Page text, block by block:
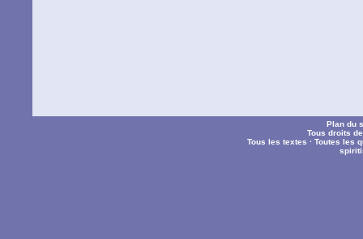
Plan du
Tous droits
Tous les textes ·Toutes les